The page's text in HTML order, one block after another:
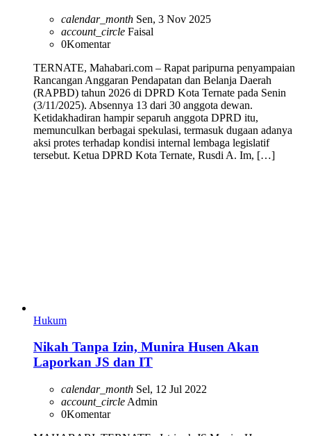
calendar_month Sen, 3 Nov 2025
account_circle Faisal
0Komentar
TERNATE, Mahabari.com – Rapat paripurna penyampaian
Rancangan Anggaran Pendapatan dan Belanja Daerah
(RAPBD) tahun 2026 di DPRD Kota Ternate pada Senin
(3/11/2025). Absennya 13 dari 30 anggota dewan.
Ketidakhadiran hampir separuh anggota DPRD itu,
memunculkan berbagai spekulasi, termasuk dugaan adanya
aksi protes terhadap kondisi internal lembaga legislatif
tersebut. Ketua DPRD Kota Ternate, Rusdi A. Im, […]
Hukum
Nikah Tanpa Izin, Munira Husen Akan
Laporkan JS dan IT
calendar_month Sel, 12 Jul 2022
account_circle Admin
0Komentar